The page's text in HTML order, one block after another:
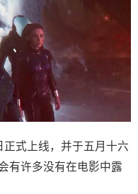
式上线，并于五月十六
有许多没有在电影中露